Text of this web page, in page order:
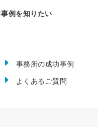
例を知りたい
事務所の成功事例
よくあるご質問